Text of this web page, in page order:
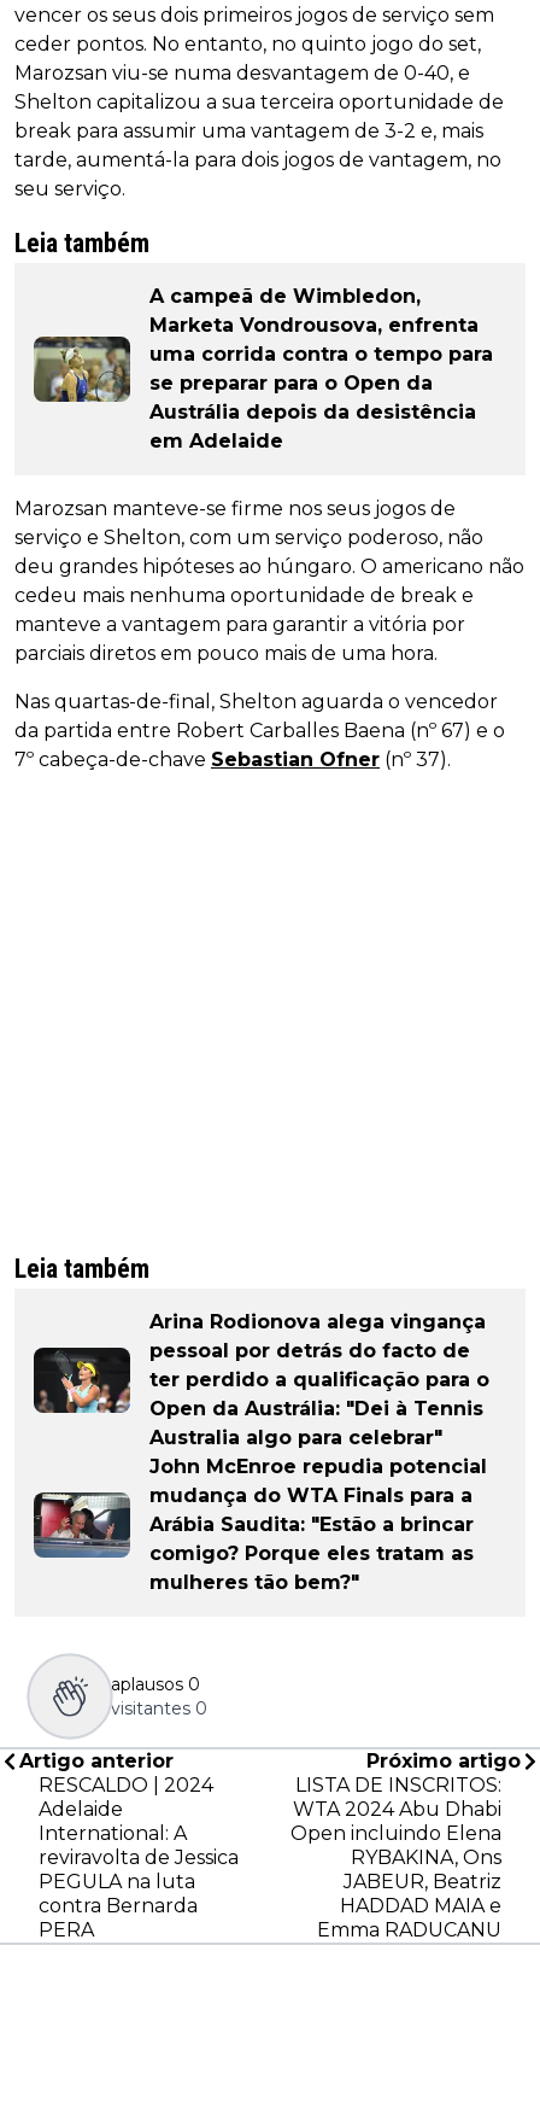
vencer os seus dois primeiros jogos de serviço sem
ceder pontos. No entanto, no quinto jogo do set,
Marozsan viu-se numa desvantagem de 0-40, e
Shelton capitalizou a sua terceira oportunidade de
break para assumir uma vantagem de 3-2 e, mais
tarde, aumentá-la para dois jogos de vantagem, no
seu serviço.
Leia também
A campeã de Wimbledon,
Marketa Vondrousova, enfrenta
uma corrida contra o tempo para
se preparar para o Open da
Austrália depois da desistência
em Adelaide
Marozsan manteve-se firme nos seus jogos de
serviço e Shelton, com um serviço poderoso, não
deu grandes hipóteses ao húngaro. O americano não
cedeu mais nenhuma oportunidade de break e
manteve a vantagem para garantir a vitória por
parciais diretos em pouco mais de uma hora.
Nas quartas-de-final, Shelton aguarda o vencedor
da partida entre Robert Carballes Baena (nº 67) e o
7º cabeça-de-chave Sebastian Ofner (nº 37).
Leia também
Arina Rodionova alega vingança
pessoal por detrás do facto de
ter perdido a qualificação para o
Open da Austrália: "Dei à Tennis
Australia algo para celebrar"
John McEnroe repudia potencial
mudança do WTA Finals para a
Arábia Saudita: "Estão a brincar
comigo? Porque eles tratam as
mulheres tão bem?"
aplausos 0
visitantes 0
Artigo anterior
RESCALDO | 2024
Adelaide
International: A
reviravolta de Jessica
PEGULA na luta
contra Bernarda
PERA
Próximo artigo
LISTA DE INSCRITOS:
WTA 2024 Abu Dhabi
Open incluindo Elena
RYBAKINA, Ons
JABEUR, Beatriz
HADDAD MAIA e
Emma RADUCANU